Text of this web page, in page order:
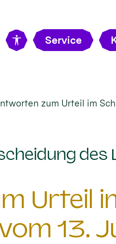
Service
zum Urteil im
des
Urteil
13.